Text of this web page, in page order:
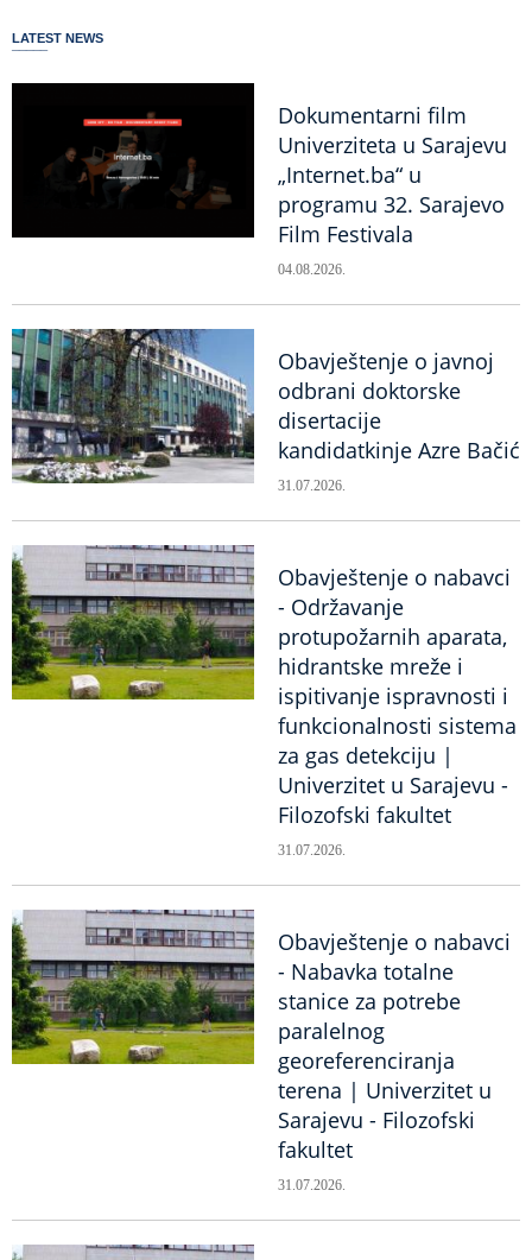
LATEST NEWS
Dokumentarni film
Univerziteta u Sarajevu
„Internet.ba“ u
programu 32. Sarajevo
Film Festivala
04.08.2026.
Obavještenje o javnoj
odbrani doktorske
disertacije
kandidatkinje Azre Bačić
31.07.2026.
Obavještenje o nabavci
- Održavanje
protupožarnih aparata,
hidrantske mreže i
ispitivanje ispravnosti i
funkcionalnosti sistema
za gas detekciju |
Univerzitet u Sarajevu -
Filozofski fakultet
31.07.2026.
Obavještenje o nabavci
- Nabavka totalne
stanice za potrebe
paralelnog
georeferenciranja
terena | Univerzitet u
Sarajevu - Filozofski
fakultet
31.07.2026.